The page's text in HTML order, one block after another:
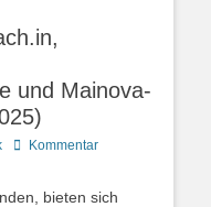
und Mainova-
Kommentar
bieten sich